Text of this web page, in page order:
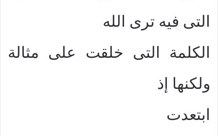
التى فيه ترى الله
الكلمة التى خلقت على مثالة
ولكنها إذ
ابتعدت